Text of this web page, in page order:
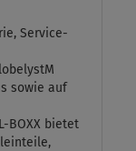
Service-
sowie auf
BOXX bietet